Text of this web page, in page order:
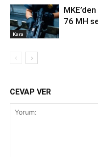
Kara
76 MH
CEVAP VER